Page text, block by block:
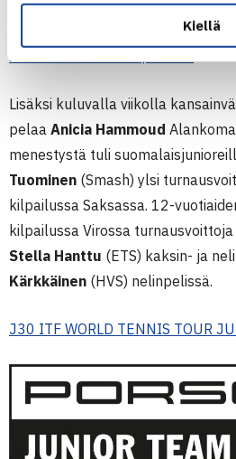
Kiellä
yhdessä parina.
16V EM-KILPAILUT | ITALIA
Lisäksi kuluvalla viikolla
pelaa Anicia Hammoud
menestystä tuli
Tuominen (Smash) ylsi
kilpailussa Saksassa. 12-
kilpailussa Virossa
Stella Hanttu (ETS) kaksin- ja
Kärkkäinen (HVS) nelinpelissä.
J30 ITF WORLD TENNIS TOUR